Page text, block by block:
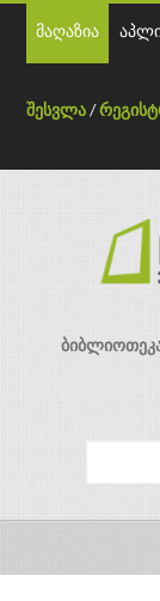
მაღაზია
შესვლა /